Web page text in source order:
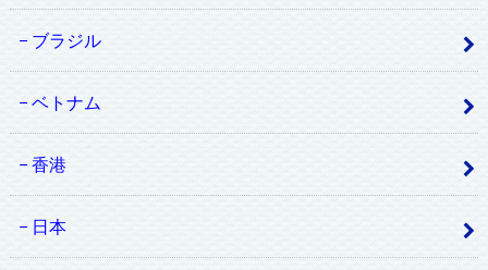
ブラジル
ベトナム
香港
日本